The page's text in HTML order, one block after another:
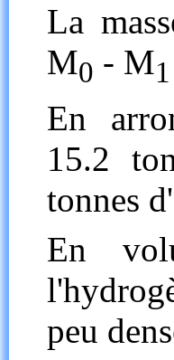
La
M0 - M1
En
15.2
tonnes
En
peu